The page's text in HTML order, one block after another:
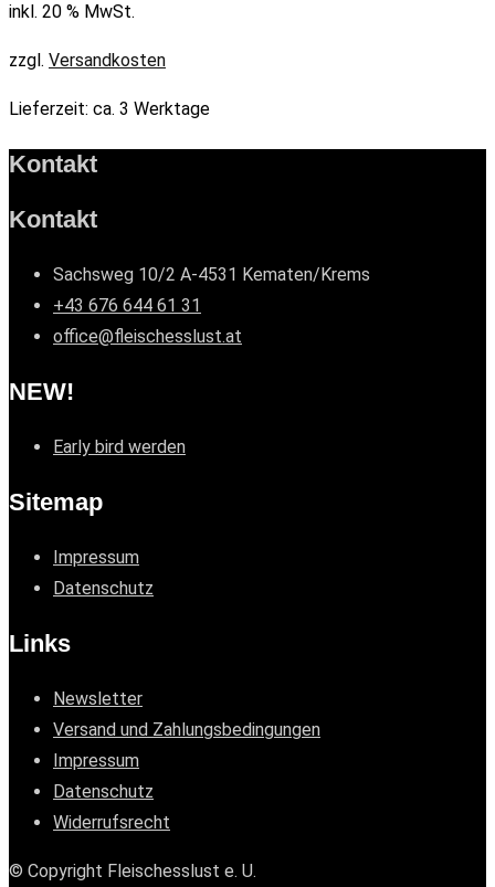
inkl. 20 % MwSt.
zzgl. Versandkosten
Lieferzeit: ca. 3 Werktage
Kontakt
Kontakt
Sachsweg 10/2 A-4531 Kematen/Krems
+43 676 644 61 31
office@fleischesslust.at
NEW!
Early bird werden
Sitemap
Impressum
Datenschutz
Links
Newsletter
Versand und Zahlungsbedingungen
Impressum
Datenschutz
Widerrufsrecht
© Copyright Fleischesslust e. U.